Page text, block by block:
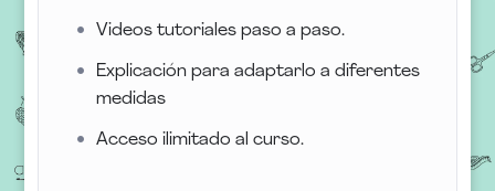
Videos tutoriales paso a paso.
Explicación para adaptarlo a diferentes
medidas
Acceso ilimitado al curso.